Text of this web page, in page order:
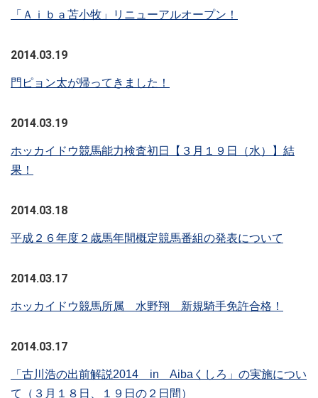
「Ａｉｂａ苫小牧」リニューアルオープン！
2014.03.19
門ピョン太が帰ってきました！
2014.03.19
ホッカイドウ競馬能力検査初日【３月１９日（水）】結
果！
2014.03.18
平成２６年度２歳馬年間概定競馬番組の発表について
2014.03.17
ホッカイドウ競馬所属 水野翔 新規騎手免許合格！
2014.03.17
「古川浩の出前解説2014 in Aibaくしろ」の実施につい
て（３月１８日、１９日の２日間）